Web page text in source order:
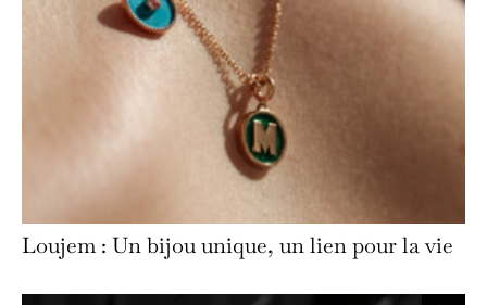
Loujem : Un bijou unique, un lien pour la vie